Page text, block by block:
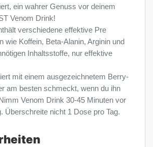
ein wahrer Genuss vor deinem
Venom Drink!
verschiedene effektive Pre
wie Koffein, Beta-Alanin, Arginin und
Inhaltsstoffe, nur effektive
mit einem ausgezeichnetem Berry-
am besten schmeckt, wenn du ihn
Venom Drink 30-45 Minuten vor
Überschreite nicht 1 Dose pro Tag.